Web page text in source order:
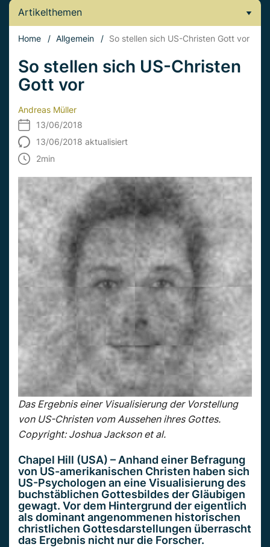
Artikelthemen
Home / Allgemein / So stellen sich US-Christen Gott vor
So stellen sich US-Christen
Gott vor
Andreas Müller
13/06/2018
13/06/2018 aktualisiert
2min
Das Ergebnis einer Visualisierung der Vorstellung
von US-Christen vom Aussehen ihres Gottes.
Copyright: Joshua Jackson et al.
Chapel Hill (USA) – Anhand einer Befragung
von US-amerikanischen Christen haben sich
US-Psychologen an eine Visualisierung des
buchstäblichen Gottesbildes der Gläubigen
gewagt. Vor dem Hintergrund der eigentlich
als dominant angenommenen historischen
christlichen Gottesdarstellungen überrascht
das Ergebnis nicht nur die Forscher.